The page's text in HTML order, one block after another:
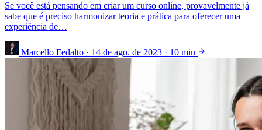
Se você está pensando em criar um curso online, provavelmente já
sabe que é preciso harmonizar teoria e prática para oferecer uma
experiência de…
Marcello Fedalto · 14 de ago. de 2023 · 10 min